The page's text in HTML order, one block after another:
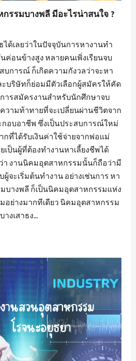
รรมบางพลี มีอะไรน่าสนใจ ?
ได้เลยว่าในปัจจุบันการหางานทำ
อนข้างสูง หลายคนเพิ่งเรียนจบ
บการณ์ ก็เกิดความกังวลว่าจะหา
ะบริษัทก็ย่อมมีตัวเลือกผู้สมัครให้คัด
ารสมัครงานสำหรับนักศึกษาจบ
ความท้าทายที่จะเปลี่ยนผ่านชีวิตจาก
กอบอาชีพ ซึ่งเป็นประสบการณ์ใหม่
กที่ได้รับเงินค่าใช้จ่ายจากพ่อแม่
เป็นผู้ที่ต้องทำงานหาเลี้ยงชีพได้
า งานนิคมอุตสาหกรรมนั้นก็ถือว่ามี
จะเริ่มต้นทำงาน อย่างเช่นการ หา
บางพลี ก็เป็นนิคมอุตสาหกรรมแห่ง
อย่างมากทีเดียว นิคมอุตสาหกรรม
เสาธง...
ม